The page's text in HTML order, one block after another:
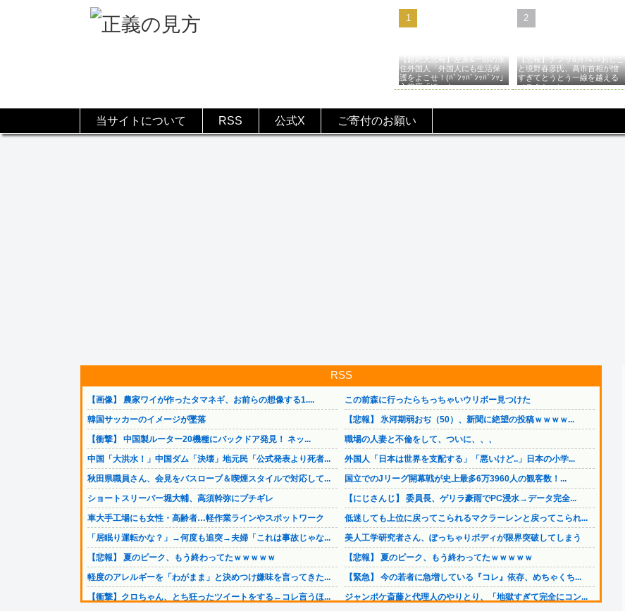
【超絶大悲報】左派&一部の永
住外国人「外国人にも生活保
護をよこせ！(ﾊﾞﾝｯﾊﾞﾝｯﾊﾞﾝｯ」
入管庁「ほーん…」→
【悲報】ナフサ6月ﾂﾑﾂﾑおじこ
と境野春彦氏、高市首相が憎
すぎてとうとう一線を越える
（スクショ）
当サイトについて RSS 公式X ご寄付のお願い
RSS
【画像】 農家ワイが作ったタマネギ、お前らの想像する1....
韓国サッカーのイメージが墜落
【衝撃】 中国製ルーター20機種にバックドア発見！ ネッ...
中国「大洪水！」中国ダム「決壊」地元民「公式発表より死者...
秋田県職員さん、会見をバスローブ＆喫煙スタイルで対応して...
ショートスリーパー堀大輔、高須幹弥にブチギレ
車大手工場にも女性・高齢者…軽作業ラインやスポットワーク
「居眠り運転かな？」→何度も追突→夫婦「これは事故じゃな...
【悲報】 夏のピーク、もう終わってたｗｗｗｗｗ
軽度のアレルギーを「わがまま」と決めつけ嫌味を言ってきた...
【衝撃】クロちゃん、とち狂ったツイートをする←コレ言うほ...
この前森に行ったらちっちゃいウリボー見つけた
【悲報】 氷河期弱おぢ（50）、新聞に絶望の投稿ｗｗｗｗ...
職場の人妻と不倫をして、ついに、、、
外国人「日本は世界を支配する」「悪いけど..」日本の小学...
国立でのJリーグ開幕戦が史上最多6万3960人の観客数！...
【にじさんじ】 委員長、ゲリラ豪雨でPC浸水→データ完全...
低迷しても上位に戻ってこられるマクラーレンと戻ってこられ...
美人工学研究者さん、ぽっちゃりボディが限界突破してしまう
【悲報】 夏のピーク、もう終わってたｗｗｗｗｗ
【緊急】 今の若者に急増している『コレ』依存、めちゃくち...
ジャンポケ斎藤と代理人のやりとり、「地獄すぎて完全にコン...